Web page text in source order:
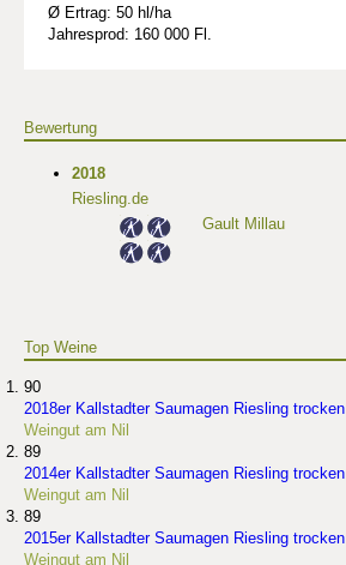
Ø Ertrag: 50 hl/ha
Jahresprod: 160 000 Fl.
Bewertung
2018
Riesling.de
Gault Millau
Top Weine
90
2018er Kallstadter Saumagen Riesling trocken
Weingut am Nil
89
2014er Kallstadter Saumagen Riesling trocken
Weingut am Nil
89
2015er Kallstadter Saumagen Riesling trocken
Weingut am Nil